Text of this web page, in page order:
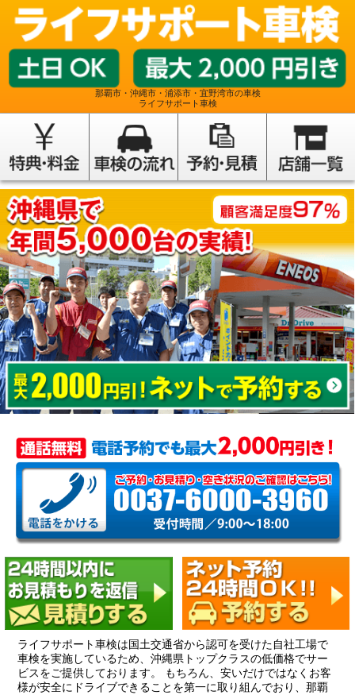
那覇市・沖縄市・浦添市・宜野湾市の車検
ライフサポート車検
ライフサポート車検は国土交通省から認可を受けた自社工場で
車検を実施しているため、沖縄県トップクラスの低価格でサー
ビスをご提供しております。 もちろん、安いだけではなくお客
様が安全にドライブできることを第一に取り組んでおり、那覇